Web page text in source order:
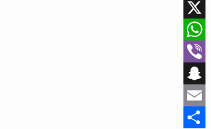
Facebook
X
WhatsApp
Viber
Snapchat
Email